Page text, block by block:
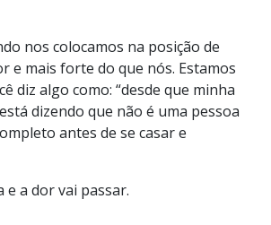
nos colocamos na posição de
e mais forte do que nós. Estamos
diz algo como: “desde que minha
dizendo que não é uma pessoa
antes de se casar e
a dor vai passar.